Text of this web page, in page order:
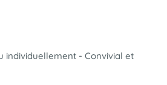
individuellement - Convivial et